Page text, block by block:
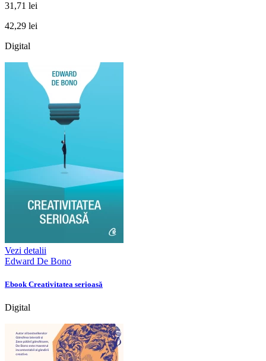
31,71 lei
42,29 lei
Digital
Vezi detalii
Edward De Bono
Ebook Creativitatea serioasă
Digital